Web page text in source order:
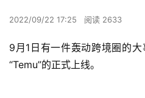
2022/09/22 17:25 阅读 2633
9月1日有一件轰动跨境圈的
“Temu”的正式上线。